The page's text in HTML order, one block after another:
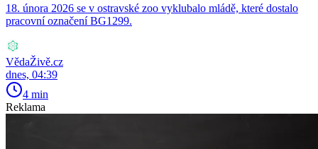
18. února 2026 se v ostravské zoo vyklubalo mládě, které dostalo
pracovní označení BG1299.
VědaŽivě.cz
dnes, 04:39
4 min
Reklama